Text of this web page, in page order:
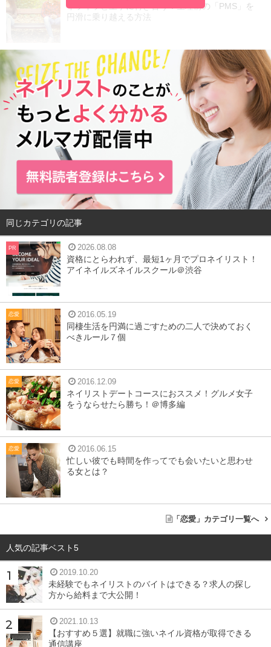
イライラと上手に付き合う！生理前の「PMS」を
円滑に乗り越える方法
同じカテゴリの記事
PR 2026.08.08
資格にとらわれず、最短1ヶ月でプロネイリスト！
アイネイルズネイルスクール＠渋谷
恋愛 2016.05.19
同棲生活を円満に過ごすための二人で決めておく
べきルール７個
恋愛 2016.12.09
ネイリストデートコースにおススメ！グルメ女子
をうならせたら勝ち！＠博多編
恋愛 2016.06.15
忙しい彼でも時間を作ってでも会いたいと思わせ
る女とは？
「恋愛」カテゴリ一覧へ
人気の記事ベスト5
2019.10.20
未経験でもネイリストのバイトはできる？求人の探し
方から給料まで大公開！
2021.10.13
【おすすめ５選】就職に強いネイル資格が取得できる
通信講座